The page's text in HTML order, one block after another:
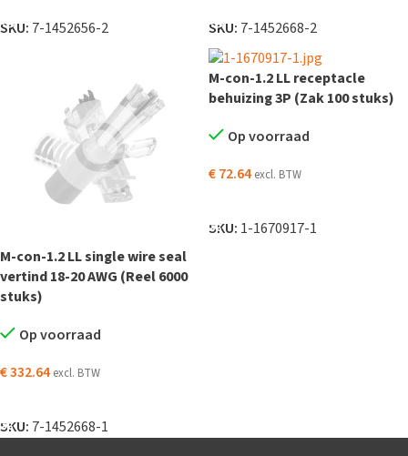
SKU: 7-1452656-2 SKU: 7-1452668-2
M-con-1.2 LL single wire seal
vertind 18-20 AWG (Reel 6000
stuks)
Op voorraad
€332.64 excl. BTW
SKU: 7-1452668-1
M-con-1.2 LL receptacle
behuizing 3P (Zak 100 stuks)
Op voorraad
€72.64 excl. BTW
SKU: 1-1670917-1